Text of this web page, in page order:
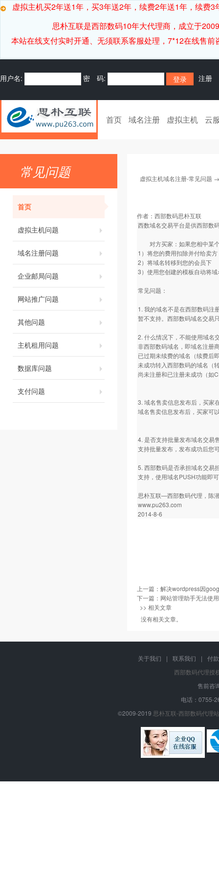
虚拟主机买2年送1年，买3年送2年，续费2年送1年，续费
思朴互联是西部数码10年大代理商，成立于
本站在线支付实时开通、无须联系客服处理，7*12在线售
用户名: 密 码: 注册
首页 域名注册 虚拟主机 云
常见问题
首页
虚拟主机问题
域名注册问题
企业邮局问题
网站推广问题
其他问题
主机租用问题
数据库问题
支付问题
虚拟主机域名注册-常见问题
作者： 西部数码思朴互联
西数域名交易平台是供西部数
对方买家：如果您相中某个
1）将您的费用扣除并付给卖方
2）将域名转移到您的会员下
3）使用您创建的模板自动将
常见问题：
1. 我的域名不是在西部数码注
暂不支持。西部数码域名交易
2. 什么情况下，不能使用域名
非西部数码域名，即域名注册
已过期未续费的域名（续费后
未成功转入西部数码的域名（
尚未注册和已注册未成功（如
3. 域名售卖信息发布后，买家
域名售卖信息发布后，买家可
4. 是否支持批量发布域名交易
支持批量发布，发布成功后您
5. 西部数码是否承担域名交易
支持，使用域名PUSH功能即
思朴互联—西部数码代理 ，陈
www.pu263.com
2014-8-6
上一篇： 解决wordpress因
下一篇： 网站管理助手无法使
>> 相关文章
没有相关文章。
关于我们 | 联系我们 |
付
西部数码代理授
售前咨
电话：0755-
©2009-2019 思朴互联-西部数码代理站